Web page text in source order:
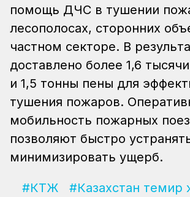
помощь ДЧС в тушении
лесополосах, сторонних
частном секторе. В
доставлено более 1,6
и 1,5 тонны пены для
тушения пожаров.
мобильность пожарных
позволяют быстро
минимизировать ущерб.
#КТЖ
#Казахстан темир